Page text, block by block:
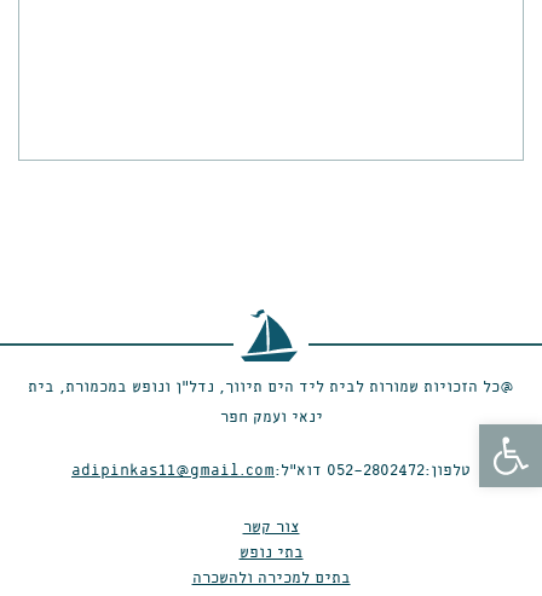
פתח סרגל נגישות
@כל הזכויות שמורות לבית ליד הים תיווך, נדל״ן ונופש במכמורת, בית
ינאי ועמק חפר
טלפון:052-2802472 דוא״ל:adipinkas11@gmail.com
צור קשר
בתי נופש
בתים למכירה ולהשכרה